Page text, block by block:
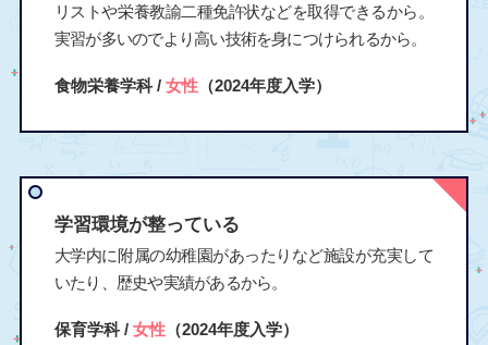
リストや栄養教諭二種免許状などを取得できるから。
実習が多いのでより高い技術を身につけられるから。
食物栄養学科 / 女性（2024年度入学）
学習環境が整っている
大学内に附属の幼稚園があったりなど施設が充実して
いたり、歴史や実績があるから。
保育学科 / 女性（2024年度入学）